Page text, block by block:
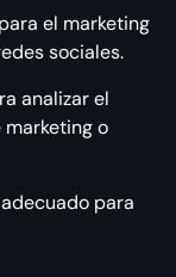
el marketing
sociales.
analizar el
o
para